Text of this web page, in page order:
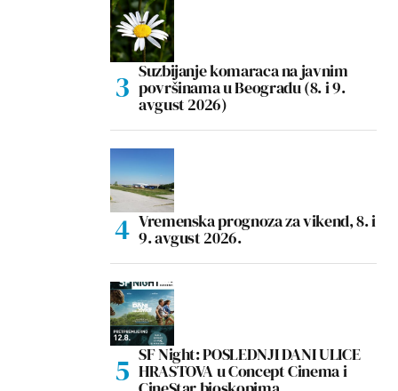
Suzbijanje komaraca na javnim
površinama u Beogradu (8. i 9.
avgust 2026)
Vremenska prognoza za vikend, 8. i
9. avgust 2026.
SF Night: POSLEDNJI DANI ULICE
HRASTOVA u Concept Cinema i